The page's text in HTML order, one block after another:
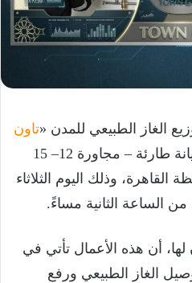
الغاز الطبيعي للمدن «تاون
»، عن تنفيذ أعمال صيانة طارئة – مجاورة 12– 15
وذلك اليوم الثلاثاء
أن هذه الأعمال تأتي في
الغاز الطبيعي ورفع